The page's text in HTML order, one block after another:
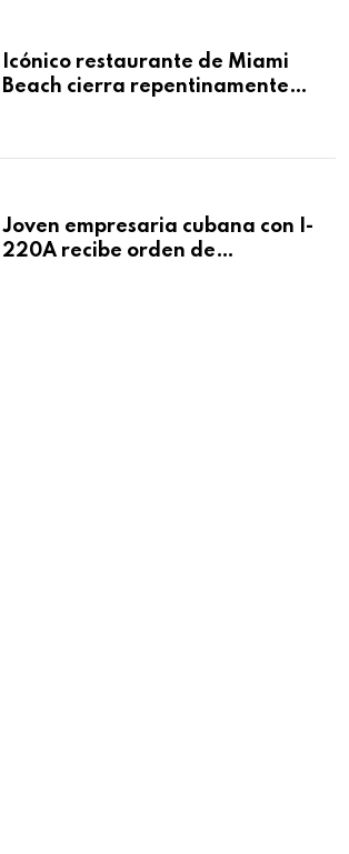
Icónico restaurante de Miami
Beach cierra repentinamente
Joven empresaria cubana con I-
220A recibe orden de